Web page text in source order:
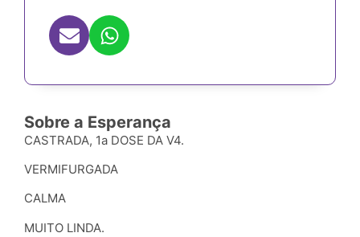
Sobre a Esperança
CASTRADA, 1a DOSE DA V4.
VERMIFURGADA
CALMA
MUITO LINDA.